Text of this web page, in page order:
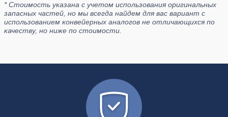
* Стоимость указана с учетом использования оригинальных
запасных частей, но мы всегда найдем для вас вариант с
использованием конвейерных аналогов не отличающихся по
качеству, но ниже по стоимости.